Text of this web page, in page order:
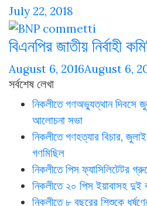
July 22, 2018
বিএনপির জাতীয় নির্বাহী
August 6, 2016August 6,
সর্বশেষ লেখা
নিকলীতে গণঅভ্যুত্থান দিবসে
আলোচনা সভা
নিকলীতে গণহত্যার বিচার,
গণমিছিল
নিকলীতে পিস ফ্যাসিলিটেটর
নিকলীতে ২০ পিস ইয়াবাসহ
নিকলীতে ৮ বছরের শিশুকে